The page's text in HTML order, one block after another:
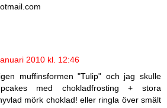
2010 kl. 12:46
muffinsformen "Tulip" och jag skulle
med chokladfrosting + stora
mörk choklad! eller ringla över smält